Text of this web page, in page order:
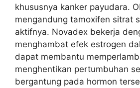
khususnya kanker payudara.
mengandung tamoxifen sitrat
aktifnya. Novadex bekerja
menghambat efek estrogen
dapat membantu
menghentikan pertumbuhan
bergantung pada hormon